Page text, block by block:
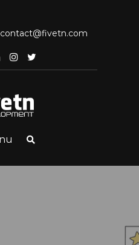
contact@fivetn.com